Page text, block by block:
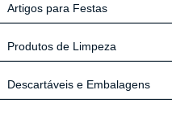
Artigos para Festas
Produtos de Limpeza
Descartáveis e Embalagens